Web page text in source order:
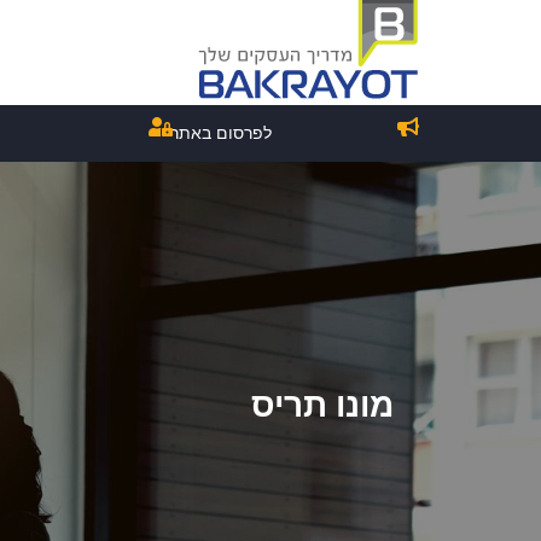
לפרסום באתר
מונו תריס